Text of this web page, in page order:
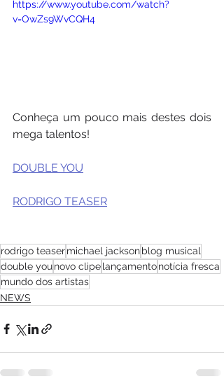
https://www.youtube.com/watch?
v=OwZs9WvCQH4
Conheça um pouco mais destes dois
mega talentos!
DOUBLE YOU
RODRIGO TEASER
rodrigo teasermichael jacksonblog musical
double younovo clipelançamentonotícia fresca
mundo dos artistas
NEWS